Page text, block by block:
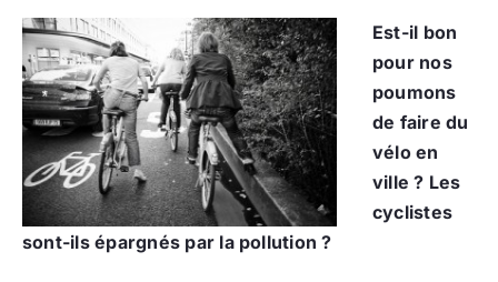
Est-il bon
pour nos
poumons
de faire du
vélo en
ville ? Les
cyclistes
sont-ils épargnés par la pollution ?